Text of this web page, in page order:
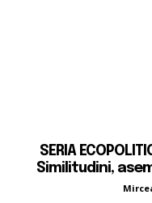
SERIA
Similitudini,